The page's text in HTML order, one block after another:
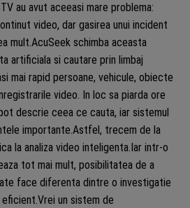
au avut aceeasi mare problema:
video, dar gasirea unui incident
mult.AcuSeek schimba aceasta
artificiala si cautare prin limbaj
mai rapid persoane, vehicule, obiecte
video. In loc sa piarda ore
descrie ceea ce cauta, iar sistemul
importante.Astfel, trecem de la
la analiza video inteligenta.Iar intr-o
tot mai mult, posibilitatea de a
face diferenta dintre o investigatie
un sistem de